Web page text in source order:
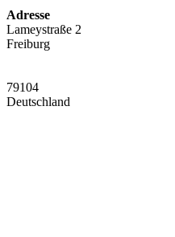
Adresse
Lameystraße 2
Freiburg
79104
Deutschland